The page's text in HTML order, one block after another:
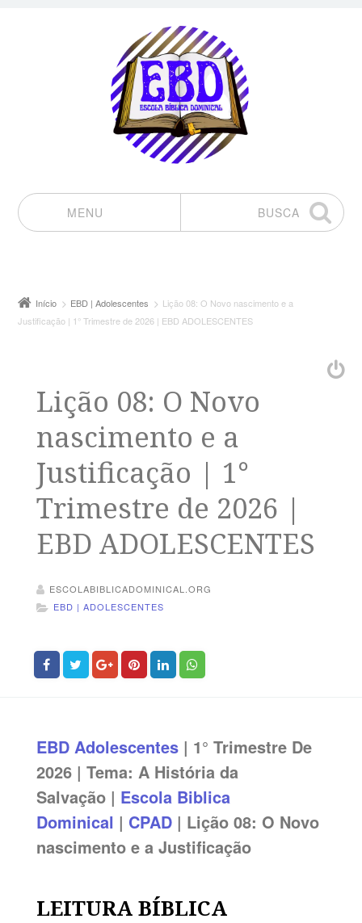
MENU
BUSCA
Início EBD | Adolescentes
Lição 08: O Novo nascimento e a
Justificação | 1° Trimestre de 2026 | EBD ADOLESCENTES
Lição 08: O Novo
nascimento e a
Justificação | 1°
Trimestre de 2026 |
EBD ADOLESCENTES
ESCOLABIBLICADOMINICAL.ORG
EBD | ADOLESCENTES
EBD Adolescentes| 1° Trimestre De
2026 | Tema: A História da
Salvação | Escola Biblica
Dominical | CPAD| Lição 08: O Novo
nascimento e a Justificação
LEITURA BÍBLICA